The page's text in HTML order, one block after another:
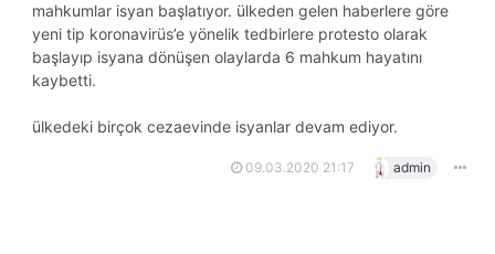
mahkumlar isyan başlatıyor. ülkeden gelen haberlere göre
yeni tip koronavirüs’e yönelik tedbirlere protesto olarak
başlayıp isyana dönüşen olaylarda 6 mahkum hayatını
kaybetti.
ülkedeki birçok cezaevinde isyanlar devam ediyor.
09.03.2020 21:17 admin